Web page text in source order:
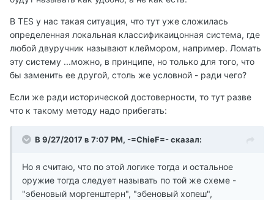
В TES у нас такая ситуация, что тут уже сложилась
определенная локальная классификаицонная система, где
любой двуручник называют клеймором, например. Ломать
эту систему ...можно, в принципе, но только для того, что
бы заменить ее другой, столь же условной - ради чего?
Если же ради исторической достоверности, то тут разве
что к такому методу надо прибегать:
В 9/27/2017 в 7:07 PM, -=ChieF=- сказал:
Но я считаю, что по этой логике тогда и остальное
оружие тогда следует называть по той же схеме -
"эбеновый моргенштерн", "эбеновый хопеш",